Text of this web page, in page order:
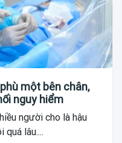
một bên chân,
nguy hiểm
người cho là hậu
quá lâu....